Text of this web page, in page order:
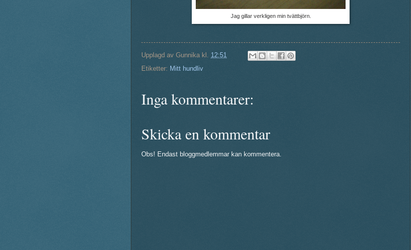
Jag gillar verkligen min tvättbjörn.
Upplagd av Gunnika kl. 12:51
Etiketter: Mitt hundliv
Inga kommentarer:
Skicka en kommentar
Obs! Endast bloggmedlemmar kan kommentera.